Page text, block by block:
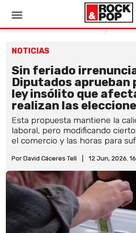
NOTICIAS
Sin feriado
Diputados aprueban
ley insólito que
realizan las
Esta propuesta mantiene la
laboral, pero modificando
el comercio y las horas para
Por David Cáceres Tell 12 Jun, 2026.